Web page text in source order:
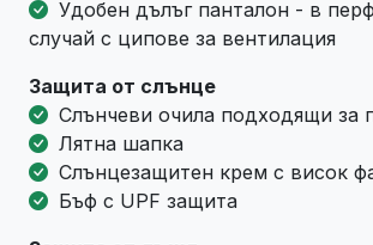
Удобен дълъг панталон - в
случай с ципове за вентилация
Защита от слънце
Слънчеви очила подходящи за
Лятна шапка
Слънцезащитен крем с висок
Бъф с UPF защита